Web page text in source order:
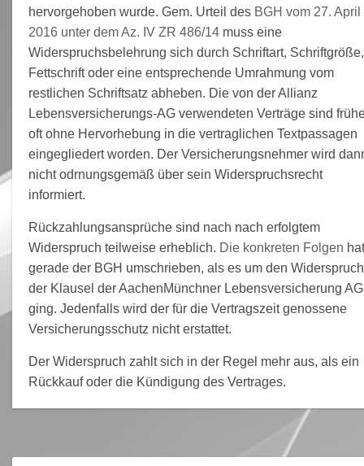
hervorgehoben wurde. Gem. Urteil des BGH vom 27. April
2016 unter dem Az. IV ZR 486/14 muss eine
Widerspruchsbelehrung sich durch Schriftart, Schriftgröße,
Fettschrift oder eine entsprechende Umrahmung vom
restlichen Schriftsatz abheben. Die von der Allianz
Lebensversicherungs-AG verwendeten Verträge sind
oft ohne Hervorhebung in die vertraglichen Textpassagen
eingegliedert worden. Der Versicherungsnehmer wird
nicht odrnungsgemäß über sein Widerspruchsrecht
informiert.
Rückzahlungsansprüche sind nach nach erfolgtem
Widerspruch teilweise erheblich. Die konkreten Folgen
gerade der BGH umschrieben, als es um den Widerspruch
der Klausel der AachenMünchner Lebensversicherung AG
ging. Jedenfalls wird der für die Vertragszeit genossene
Versicherungsschutz nicht erstattet.
Der Widerspruch zahlt sich in der Regel mehr aus, als ein
Rückkauf oder die Kündigung des Vertrages.